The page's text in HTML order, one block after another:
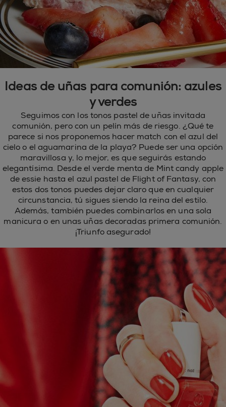
Ideas de uñas para comunión: azules
y verdes
Seguimos con los tonos pastel de uñas invitada
comunión, pero con un pelín más de riesgo. ¿Qué te
parece si nos proponemos hacer match con el azul del
cielo o el aguamarina de la playa? Puede ser una opción
maravillosa y, lo mejor, es que seguirás estando
elegantísima. Desde el verde menta de Mint candy apple
de essie hasta el azul pastel de Flight of Fantasy, con
estos dos tonos puedes dejar claro que en cualquier
circunstancia, tú sigues siendo la reina del estilo.
Además, también puedes combinarlos en una sola
manicura o en unas uñas decoradas primera comunión.
¡Triunfo asegurado!